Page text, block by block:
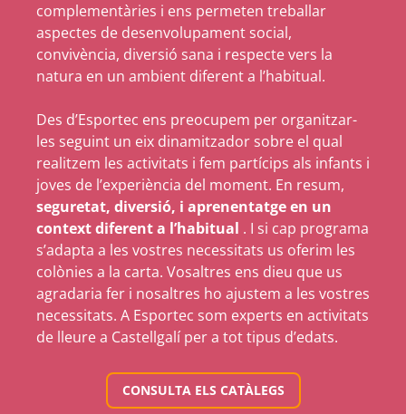
complementàries i ens permeten treballar
aspectes de desenvolupament social,
convivència, diversió sana i respecte vers la
natura en un ambient diferent a l’habitual.
Des d’Esportec ens preocupem per organitzar-
les seguint un eix dinamitzador sobre el qual
realitzem les activitats i fem partícips als infants i
joves de l’experiència del moment. En resum,
seguretat, diversió, i aprenentatge en un
context diferent a l’habitual . I si cap programa
s’adapta a les vostres necessitats us oferim les
colònies a la carta. Vosaltres ens dieu que us
agradaria fer i nosaltres ho ajustem a les vostres
necessitats. A Esportec som experts en activitats
de lleure a Castellgalí per a tot tipus d’edats.
CONSULTA ELS CATÀLEGS